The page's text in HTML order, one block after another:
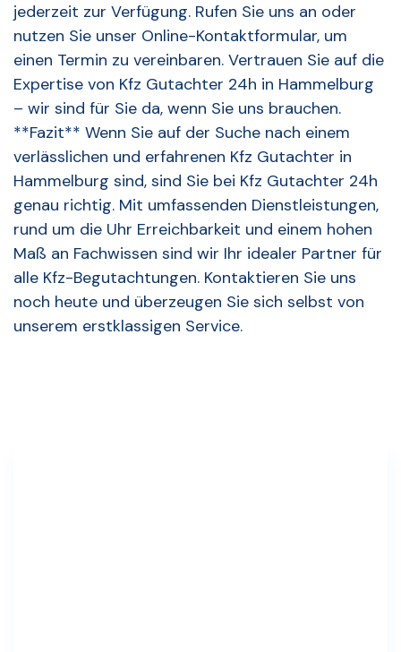
jederzeit zur Verfügung. Rufen Sie uns an oder
nutzen Sie unser Online-Kontaktformular, um
einen Termin zu vereinbaren. Vertrauen Sie auf die
Expertise von Kfz Gutachter 24h in Hammelburg
– wir sind für Sie da, wenn Sie uns brauchen.
**Fazit** Wenn Sie auf der Suche nach einem
verlässlichen und erfahrenen Kfz Gutachter in
Hammelburg sind, sind Sie bei Kfz Gutachter 24h
genau richtig. Mit umfassenden Dienstleistungen,
rund um die Uhr Erreichbarkeit und einem hohen
Maß an Fachwissen sind wir Ihr idealer Partner für
alle Kfz-Begutachtungen. Kontaktieren Sie uns
noch heute und überzeugen Sie sich selbst von
unserem erstklassigen Service.